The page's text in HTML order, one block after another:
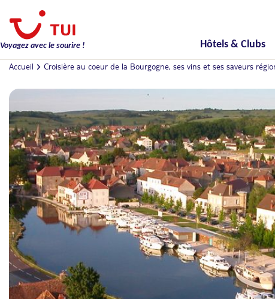
Voyagez avec le sourire ! Hôtels & Clubs
Accueil Croisière au coeur de la Bourgogne, ses vins et ses saveurs